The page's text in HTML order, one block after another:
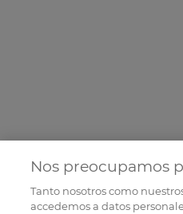
Nos preocupamos
Tanto nosotros como
accedemos a datos